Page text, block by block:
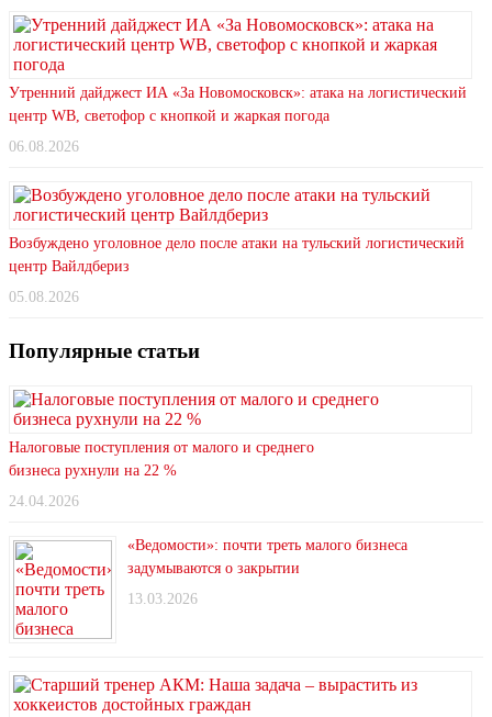
Утренний дайджест ИА «За Новомосковск»: атака на логистический
центр WB, светофор с кнопкой и жаркая погода
06.08.2026
Возбуждено уголовное дело после атаки на тульский логистический
центр Вайлдбериз
05.08.2026
Популярные статьи
Налоговые поступления от малого и среднего
бизнеса рухнули на 22 %
24.04.2026
«Ведомости»: почти треть малого бизнеса
задумываются о закрытии
13.03.2026